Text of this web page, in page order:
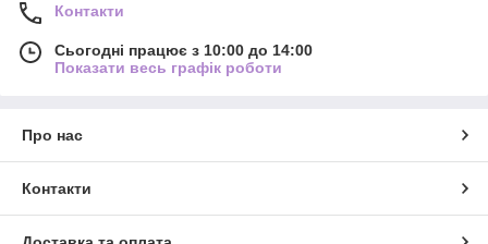
Контакти
Сьогодні працює з 10:00 до 14:00
Показати весь графік роботи
Про нас
Контакти